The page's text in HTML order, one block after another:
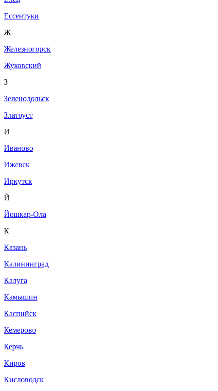
Ессентуки
Ж
Железногорск
Жуковский
З
Зеленодольск
Златоуст
И
Иваново
Ижевск
Иркутск
Й
Йошкар-Ола
К
Казань
Калининград
Калуга
Камышин
Каспийск
Кемерово
Керчь
Киров
Кисловодск